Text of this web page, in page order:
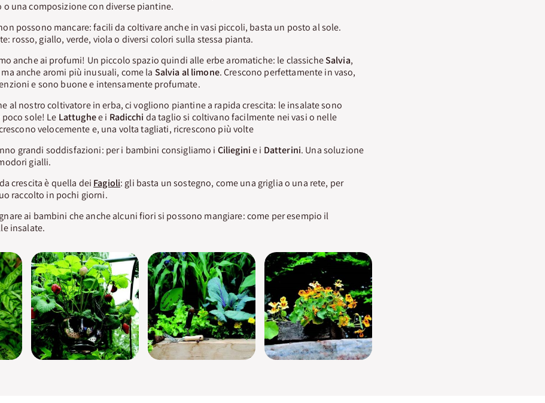
o una composizione con diverse piantine.
possono mancare: facili da coltivare anche in vasi piccoli, basta un posto al sole.
rosso, giallo, verde, viola o diversi colori sulla stessa pianta.
anche ai profumi! Un piccolo spazio quindi alle erbe aromatiche: le classicheSalvia,
ma anche aromi più inusuali, come la Salvia al limone. Crescono perfettamente in vaso,
e sono buone e intensamente profumate.
al nostro coltivatore in erba, ci vogliono piantine a rapida crescita: le insalate sono
sole! Le Lattughee i Radicchi da taglio si coltivano facilmente nei vasi o nelle
velocemente e, una volta tagliati, ricrescono più volte
grandi soddisfazioni: per i bambini consigliamo i Cilieginie i Datterini. Una soluzione
gialli.
crescita è quella dei Fagioli: gli basta un sostegno, come una griglia o una rete, per
raccolto in pochi giorni.
ai bambini che anche alcuni fiori si possono mangiare: come per esempio il
insalate.